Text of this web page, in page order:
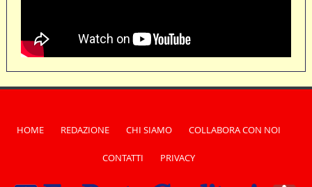
HOME REDAZIONE CHI SIAMO COLLABORA CON NOI
CONTATTI PRIVACY